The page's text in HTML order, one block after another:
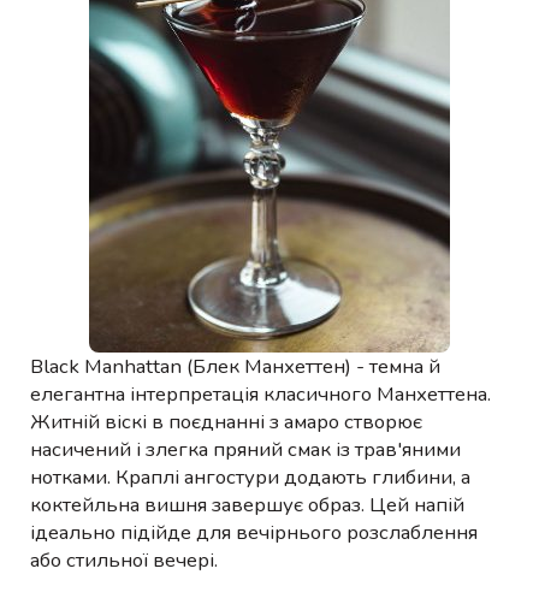
Black Manhattan (Блек Манхеттен) - темна й
елегантна інтерпретація класичного Манхеттена.
Житній віскі в поєднанні з амаро створює
насичений і злегка пряний смак із трав'яними
нотками. Краплі ангостури додають глибини, а
коктейльна вишня завершує образ. Цей напій
ідеально підійде для вечірнього розслаблення
або стильної вечері.